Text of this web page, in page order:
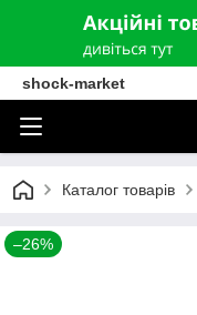
shock-market
Каталог товарів
–26%